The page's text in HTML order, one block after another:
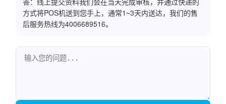
方式将POS机送到您手上，通常1~3天内送达，我们的售
后服务热线为4006689516。